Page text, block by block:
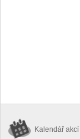
Kalendář akcí